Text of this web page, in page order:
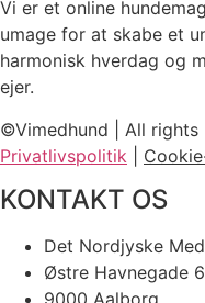
Vi er et online
umage for at skabe et
harmonisk hverdag og
ejer.
©Vimedhund | All rights
Privatlivspolitik
KONTAKT OS
Det Nordjyske
Østre Havnegade